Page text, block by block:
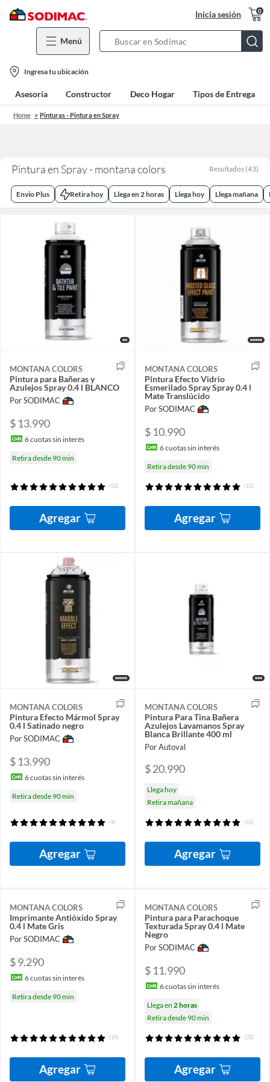
Inicia sesión 0
Menú
Bar
location-
icon
Ingresa tu ubicación
Asesoría Constructor Deco Hogar Tipos de Entrega
Home Pinturas - Pintura en Spray
Pintura en Spray - montana colors Resultados (43)
Envio Plus Retira hoy Llega en 2 horas Llega hoy Llega mañana
MONTANA COLORS
Pintura para Bañeras y
Azulejos Spray 0.4 l BLANCO
Por SODIMAC
$ 13.990
6cuotas sin interés
Retira desde 90 min
(52)
Agregar
MONTANA COLORS
Pintura Efecto Vidrio
Esmerilado Spray Spray 0.4 l
Mate Translúcido
Por SODIMAC
$ 10.990
6cuotas sin interés
Retira desde 90 min
(15)
Agregar
MONTANA COLORS
Pintura Efecto Mármol Spray
0.4 l Satinado negro
Por SODIMAC
$ 13.990
6cuotas sin interés
Retira desde 90 min
(4)
Agregar
MONTANA COLORS
Pintura Para Tina Bañera
Azulejos Lavamanos Spray
Blanca Brillante 400 ml
Por Autoval
$ 20.990
Llega hoy
Retira mañana
(52)
Agregar
MONTANA COLORS
Imprimante Antióxido Spray
0.4 l Mate Gris
Por SODIMAC
$ 9.290
6cuotas sin interés
Retira desde 90 min
(14)
Agregar
MONTANA COLORS
Pintura para Parachoque
Texturada Spray 0.4 l Mate
Negro
Por SODIMAC
$ 11.990
6cuotas sin interés
Llega en 2 horas
Retira desde 90 min
(32)
Agregar